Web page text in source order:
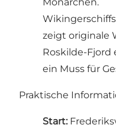
zeigt originale
Roskilde-
ein Muss für
Praktische
Start: